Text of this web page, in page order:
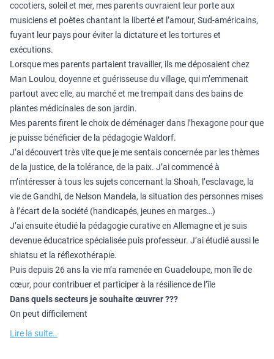
cocotiers, soleil et mer, mes parents ouvraient leur porte aux
musiciens et poètes chantant la liberté et l’amour, Sud-américains,
fuyant leur pays pour éviter la dictature et les tortures et
exécutions.
Lorsque mes parents partaient travailler, ils me déposaient chez
Man Loulou, doyenne et guérisseuse du village, qui m’emmenait
partout avec elle, au marché et me trempait dans des bains de
plantes médicinales de son jardin.
Mes parents firent le choix de déménager dans l’hexagone pour que
je puisse bénéficier de la pédagogie Waldorf.
J’ai découvert très vite que je me sentais concernée par les thèmes
de la justice, de la tolérance, de la paix. J’ai commencé à
m’intéresser à tous les sujets concernant la Shoah, l’esclavage, la
vie de Gandhi, de Nelson Mandela, la situation des personnes mises
à l’écart de la société (handicapés, jeunes en marges…)
J’ai ensuite étudié la pédagogie curative en Allemagne et je suis
devenue éducatrice spécialisée puis professeur. J’ai étudié aussi le
shiatsu et la réflexothérapie.
Puis depuis 26 ans la vie m’a ramenée en Guadeloupe, mon île de
cœur, pour contribuer et participer à la résilience de l’île
Dans quels secteurs je souhaite œuvrer ???
On peut difficilement
Lire la suite..